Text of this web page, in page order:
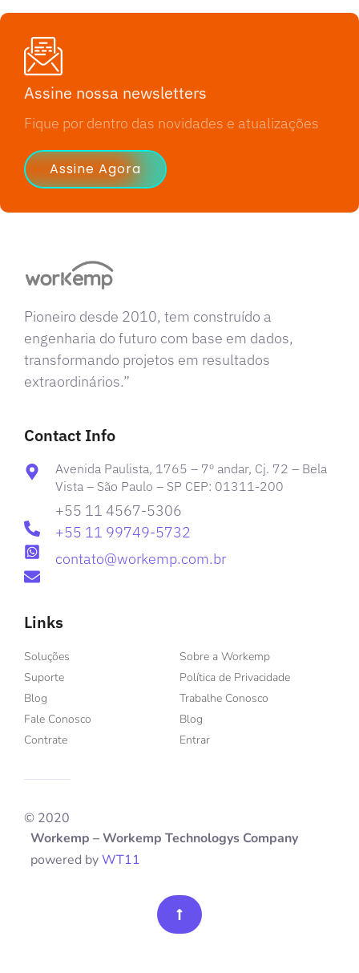
Assine nossa newsletters
Fique por dentro das novidades e atualizações
Assine Agora
Pioneiro desde 2010, tem construído a
engenharia do futuro com base em dados,
transformando projetos em resultados
extraordinários.”
Contact Info
Avenida Paulista, 1765 – 7º andar, Cj. 72 – Bela
Vista – São Paulo – SP CEP: 01311-200
+55 11 4567-5306
+55 11 99749-5732
contato@workemp.com.br
Links
Soluções
Suporte
Blog
Fale Conosco
Contrate
Sobre a Workemp
Política de Privacidade
Trabalhe Conosco
Blog
Entrar
© 2020
Workemp – Workemp Technologys Company
powered byWT11